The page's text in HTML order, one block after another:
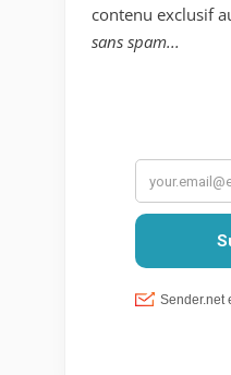
contenu exclusif
sans spam...